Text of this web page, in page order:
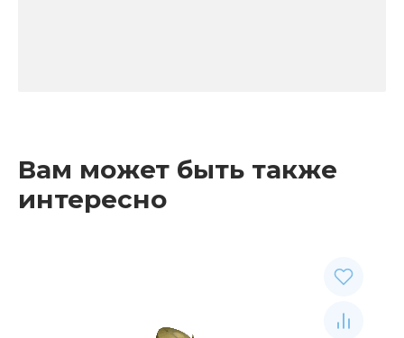
Вам может быть также
интересно